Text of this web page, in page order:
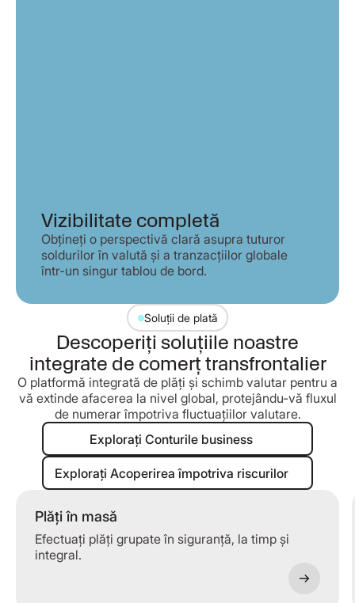
Vizibilitate completă
Obțineți o perspectivă clară asupra tuturor
soldurilor în valută și a tranzacțiilor globale
într-un singur tablou de bord.
Soluții de plată
Descoperiți soluțiile noastre
integrate de comerț transfrontalier
O platformă integrată de plăți și schimb valutar pentru a
vă extinde afacerea la nivel global, protejându-vă fluxul
de numerar împotriva fluctuațiilor valutare.
Explorați Conturile business
Explorați Conturile business
Explorați Acoperirea împotriva
Explorați Acoperirea împotriva riscurilor
Plăți în masă
Efectuați plăți grupate în siguranță, la timp și
integral.